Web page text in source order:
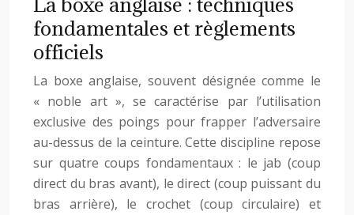
fondamentales et règlements
officiels
La boxe anglaise, souvent désignée comme le
« noble art », se caractérise par l’utilisation
exclusive des poings pour frapper l’adversaire
au-dessus de la ceinture. Cette discipline repose
sur quatre coups fondamentaux : le jab (coup
direct du bras avant), le direct (coup puissant du
bras arrière), le crochet (coup circulaire) et